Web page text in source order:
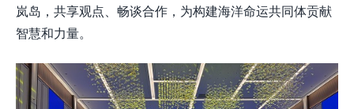
岚岛，共享观点、畅谈合作，为构建海洋命运共同体贡献
智慧和力量。